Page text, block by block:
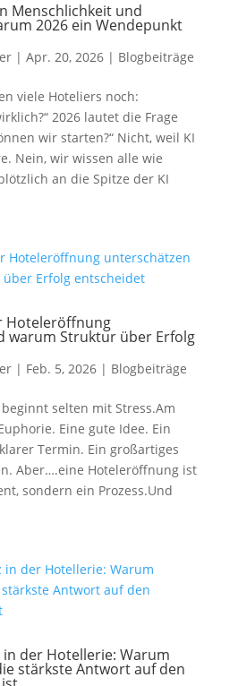
Menschlichkeit und
2026 ein Wendepunkt
| Apr. 20, 2026| Blogbeiträge
viele Hoteliers noch:
2026 lautet die Frage
wir starten?“ Nicht, weil KI
Nein, wir wissen alle wie
an die Spitze der KI
Hoteleröffnung
warum Struktur über Erfolg
| Feb. 5, 2026| Blogbeiträge
selten mit Stress.Am
Eine gute Idee. Ein
Termin. Ein großartiges
Aber….eine Hoteleröffnung ist
sondern ein Prozess.Und
der Hotellerie: Warum
stärkste Antwort auf den